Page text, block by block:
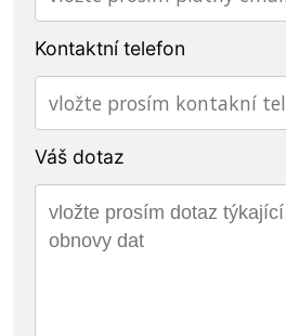
Kontaktní telefon
Váš dotaz